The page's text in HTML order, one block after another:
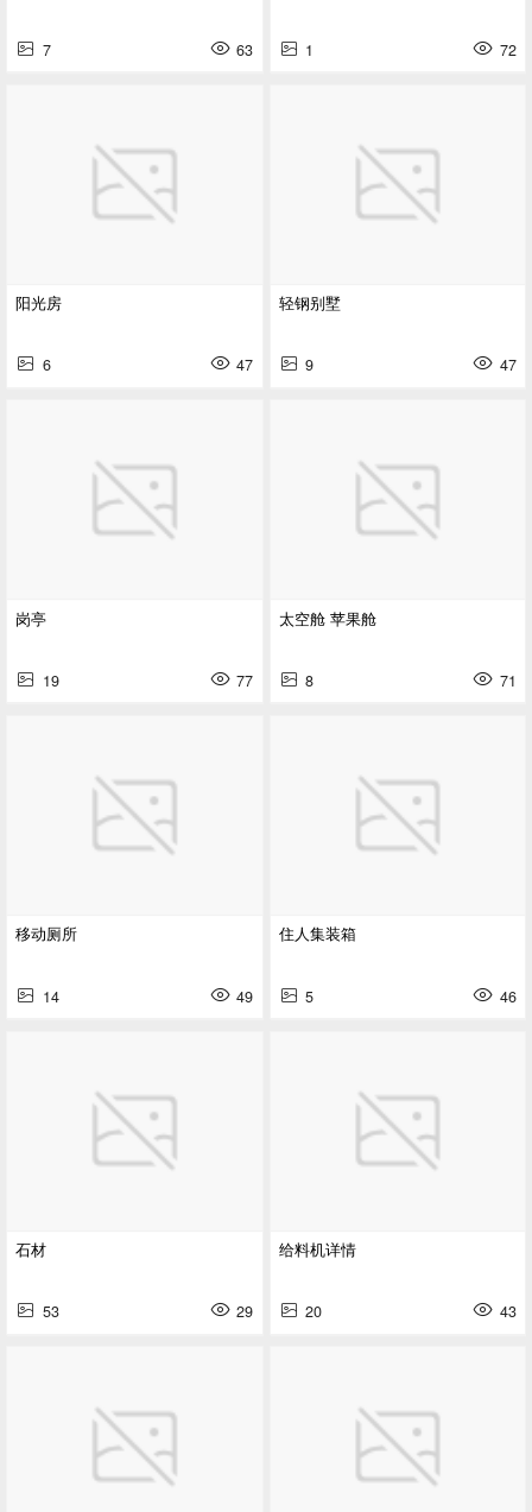
7 63 1 72
阳光房
6 47
轻钢别墅
9 47
岗亭
19 77
太空舱 苹果舱
8 71
移动厕所
14 49
住人集装箱
5 46
石材
53 29
给料机详情
20 43